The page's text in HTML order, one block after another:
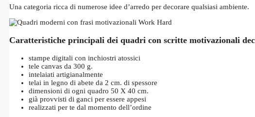
Una categoria ricca di numerose idee d’arredo per decorare qualsiasi ambiente.
Caratteristiche principali dei quadri con scritte motivazionali
stampe digitali con inchiostri atossici
tele canvas da 300 g.
intelaiati artigianalmente
telai in legno di abete da 2 cm. di spessore
dimensioni di ogni quadro 50 X 40 cm.
già provvisti di ganci per essere appesi
realizzati per te dal momento dell’ordine